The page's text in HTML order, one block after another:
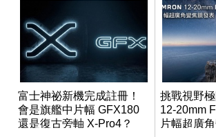
富士神祕新機完成註冊！
會是旗艦中片幅 GFX180
還是復古旁軸 X-Pro4？
挑戰視野
12-20mm
片幅超廣